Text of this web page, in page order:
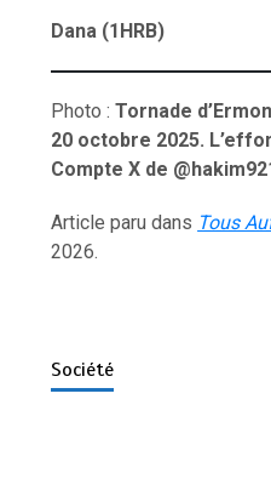
Dana (1HRB)
Photo :Tornade
20 octobre 2025.
Compte X de
Article paru dans Tous
2026.
Société